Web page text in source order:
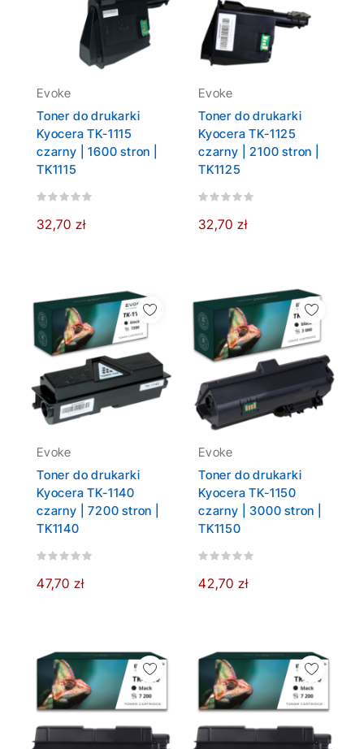
Evoke
Toner do drukarki
Kyocera TK-1115
czarny | 1600 stron |
TK1115
32,70 zł
Evoke
Toner do drukarki
Kyocera TK-1125
czarny | 2100 stron |
TK1125
32,70 zł
Evoke
Toner do drukarki
Kyocera TK-1140
czarny | 7200 stron |
TK1140
47,70 zł
Evoke
Toner do drukarki
Kyocera TK-1150
czarny | 3000 stron |
TK1150
42,70 zł